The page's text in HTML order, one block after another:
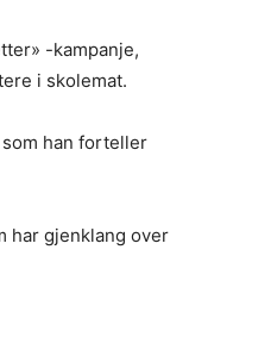
-kampanje,
i skolemat.
han forteller
har gjenklang over